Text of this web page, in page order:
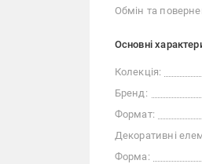
Обмін та
Основні
Колекція:
Бренд:
Формат:
Декоративні
Форма: